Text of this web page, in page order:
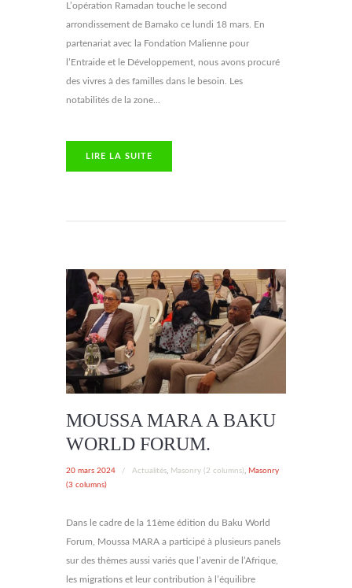
L’opération Ramadan touche le second
arrondissement de Bamako ce lundi 18 mars. En
partenariat avec la Fondation Malienne pour
l’Entraide et le Développement, nous avons procuré
des vivres à des familles dans le besoin. Les
notabilités de la zone...
LIRE LA SUITE
MOUSSA MARA A BAKU
WORLD FORUM.
20 mars 2024 / Actualités Masonry (2 columns)
Masonry
(3 columns)
Dans le cadre de la 11ème édition du Baku World
Forum, Moussa MARA a participé à plusieurs panels
sur des thèmes aussi variés que l’avenir de l’Afrique,
les migrations et leur contribution à l’équilibre